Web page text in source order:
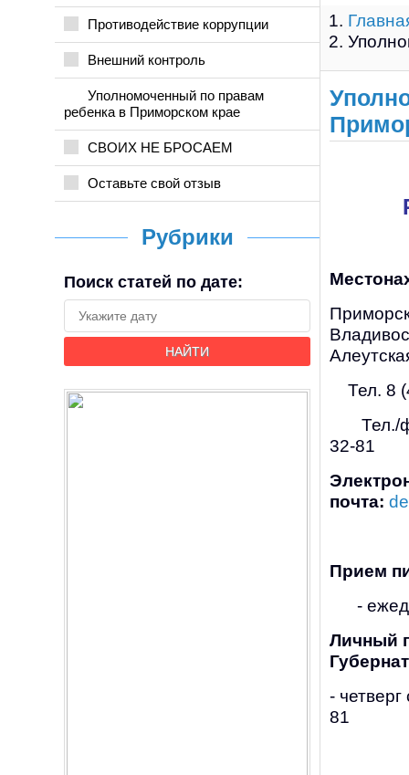
Противодействие коррупции
Внешний контроль
Уполномоченный по правам
ребенка в Приморском крае
СВОИХ НЕ БРОСАЕМ
Оставьте свой отзыв
Рубрики
Поиск статей по дате:
НАЙТИ
Тел. 8
Тел./
32-81
почта:
Прием
-
Личный
-
81